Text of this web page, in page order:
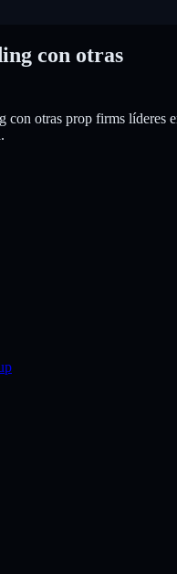
con otras
con otras prop firms líderes